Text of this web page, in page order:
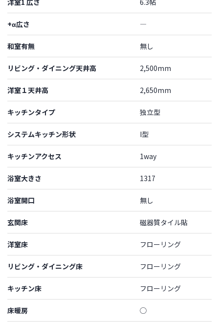
洋室1 広さ 6.3帖
+α広さ ―
和室有無 無し
リビング・ダイニング天井高 2,500mm
洋室１天井高 2,650mm
キッチンタイプ 独立型
システムキッチン形状 I型
キッチンアクセス 1way
浴室大きさ 1317
浴室開口 無し
玄関床 磁器質タイル貼
洋室床 フローリング
リビング・ダイニング床 フローリング
キッチン床 フローリング
床暖房 ◯